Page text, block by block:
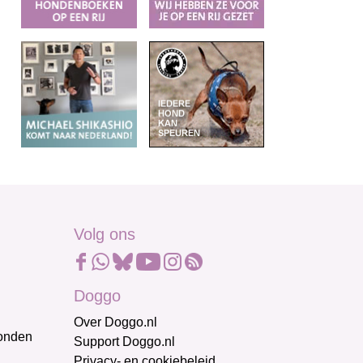
Volg ons
Doggo
Over Doggo.nl
Support Doggo.nl